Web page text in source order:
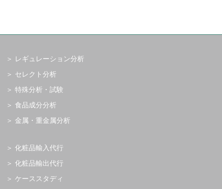
レギュレーション分析
セレクト分析
特殊分析・試験
食品成分分析
金属・重金属分析
化粧品輸入代行
化粧品輸出代行
ケーススタディ